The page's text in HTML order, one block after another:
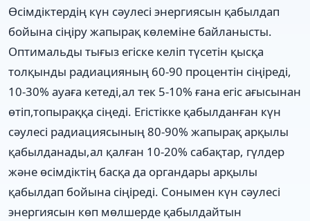
Өсімдіктердің күн сәулесі энергиясын қабылдап
бойына сіңіру жапырақ көлеміне байланысты.
Оптимальды тығыз егіске келіп түсетін қысқа
толқынды радиацияның 60-90 процентін сіңіреді,
10-30% ауаға кетеді,ал тек 5-10% ғана егіс ағысынан
өтіп,топыраққа сіңеді. Егістікке қабылданған күн
сәулесі радиациясының 80-90% жапырақ арқылы
қабылданады,ал қалған 10-20% сабақтар, гүлдер
және өсімдіктің басқа да органдары арқылы
қабылдап бойына сіңіреді. Сонымен күн сәулесі
энергиясын көп мөлшерде қабылдайтын